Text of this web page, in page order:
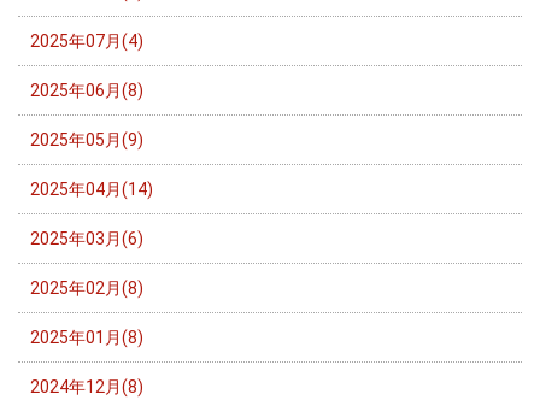
2025年07月(4)
2025年06月(8)
2025年05月(9)
2025年04月(14)
2025年03月(6)
2025年02月(8)
2025年01月(8)
2024年12月(8)